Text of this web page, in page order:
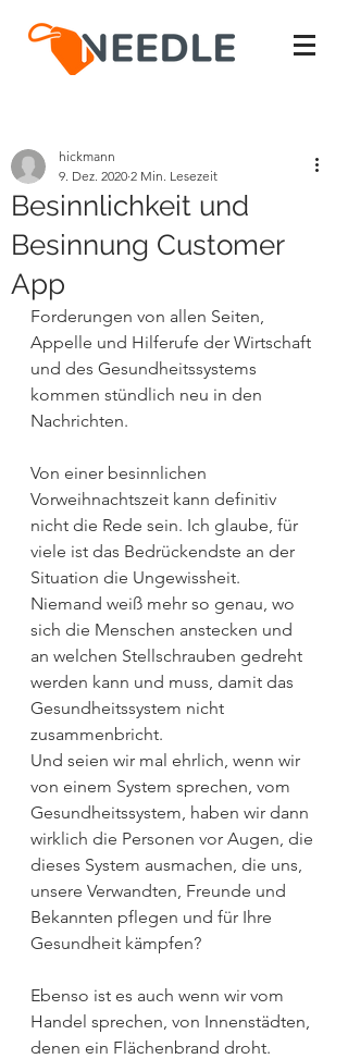
Besinnlichkeit und
Besinnung Customer
App
hickmann
9. Dez. 2020 2 Min. Lesezeit
Forderungen von allen Seiten,
Appelle und Hilferufe der Wirtschaft
und des Gesundheitssystems
kommen stündlich neu in den
Nachrichten.
Von einer besinnlichen
Vorweihnachtszeit kann definitiv
nicht die Rede sein. Ich glaube, für
viele ist das Bedrückendste an der
Situation die Ungewissheit.
Niemand weiß mehr so genau, wo
sich die Menschen anstecken und
an welchen Stellschrauben gedreht
werden kann und muss, damit das
Gesundheitssystem nicht
zusammenbricht.
Und seien wir mal ehrlich, wenn wir
von einem System sprechen, vom
Gesundheitssystem, haben wir dann
wirklich die Personen vor Augen, die
dieses System ausmachen, die uns,
unsere Verwandten, Freunde und
Bekannten pflegen und für Ihre
Gesundheit kämpfen?
Ebenso ist es auch wenn wir vom
Handel sprechen, von Innenstädten,
denen ein Flächenbrand droht.